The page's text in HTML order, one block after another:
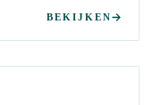
BEKIJKEN